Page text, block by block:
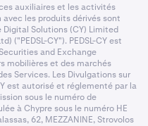
auxiliaires et les activités
les produits dérivés sont
Solutions (CY) Limited
("PEDSL-CY"). PEDSL-CY est
and Exchange
mobilières et des marchés
Services. Les Divulgations sur
est autorisé et réglementé par la
sous le numéro de
à Chypre sous le numéro HE
62, MEZZANINE, Strovolos